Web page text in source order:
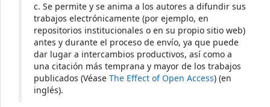
c. Se permite y se anima a los autores a difundir sus
trabajos electrónicamente (por ejemplo, en
repositorios institucionales o en su propio sitio web)
antes y durante el proceso de envío, ya que puede
dar lugar a intercambios productivos, así como a
una citación más temprana y mayor de los trabajos
publicados (Véase The Effect of Open Access) (en
inglés).